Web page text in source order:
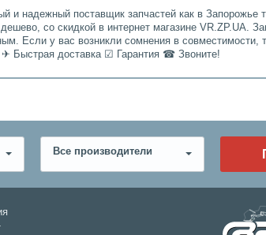
и надежный поставщик запчастей как в Запорожье
со скидкой в интернет магазине VR.ZP.UA.
Если у вас возникли сомнения в совместимости,
Быстрая доставка ☑ Гарантия ☎ Звоните!
Все производители